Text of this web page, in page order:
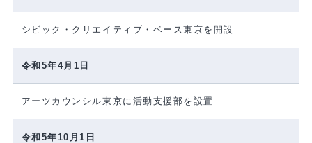
シビック・クリエイティブ・ベース東京を開設
令和5年4月1日
アーツカウンシル東京に活動支援部を設置
令和5年10月1日